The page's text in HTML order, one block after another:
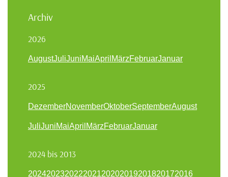
Archiv
2026
AugustJuliJuniMaiApril MärzFebruarJanuar
2025
DezemberNovemberOktoberSeptemberAugust
JuliJuniMaiApril MärzFebruarJanuar
2024 bis 2013
202420232022202120202019201820172016